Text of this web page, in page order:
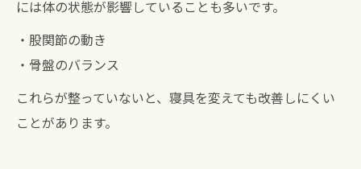
には体の状態が影響していることも多いです。
・股関節の動き
・骨盤のバランス
これらが整っていないと、寝具を変えても改善しにくい
ことがあります。